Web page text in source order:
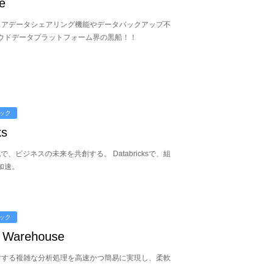
データシェアリング機能やデータバックアップ不
ドデータプラットフォーム界の黒船！！
ク
、ビジネスの未来を共創する。 Databricksで、組
。
ク
る複雑な分析処理を高速かつ簡易に実現し、柔軟